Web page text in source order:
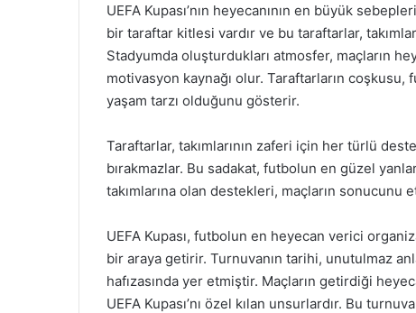
UEFA Kupası’nın heyecanının en büyük
bir taraftar kitlesi vardır ve bu taraftarlar,
Stadyumda oluşturdukları atmosfer, maçların
motivasyon kaynağı olur. Taraftarların
yaşam tarzı olduğunu gösterir.
Taraftarlar, takımlarının zaferi için her türlü
bırakmazlar. Bu sadakat, futbolun en güzel
takımlarına olan destekleri, maçların
UEFA Kupası, futbolun en heyecan verici
bir araya getirir. Turnuvanın tarihi, unutulmaz
hafızasında yer etmiştir. Maçların getirdiği
UEFA Kupası’nı özel kılan unsurlardır. Bu